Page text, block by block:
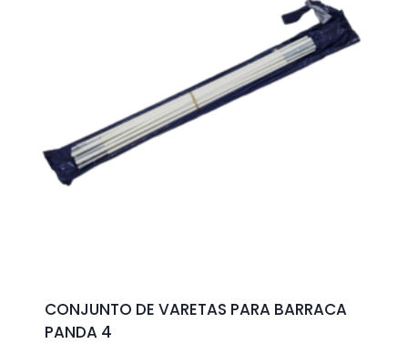
CONJUNTO DE VARETAS PARA BARRACA
PANDA 4